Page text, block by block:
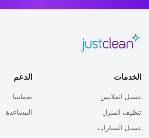
الخدمات
غسيل الملابس
تنظيف المنزل
غسيل السيارات
الدعم
ضمانتنا
المساعدة